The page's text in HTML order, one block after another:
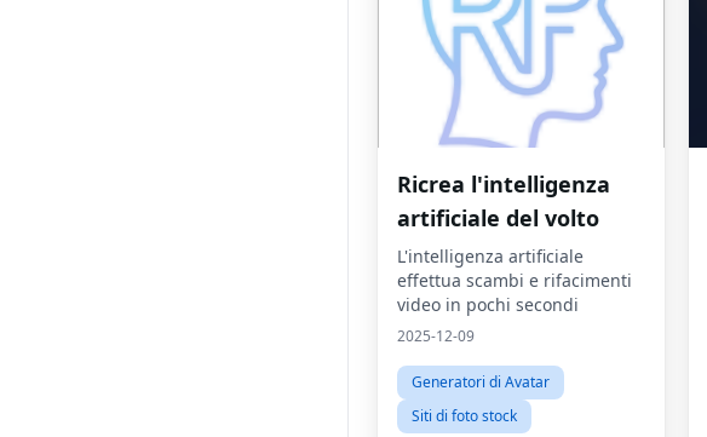
Ricrea l'intelligenza
artificiale del volto
L'intelligenza artificiale
effettua scambi e rifacimenti
video in pochi secondi
2025-12-09
Generatori di Avatar
Siti di foto stock